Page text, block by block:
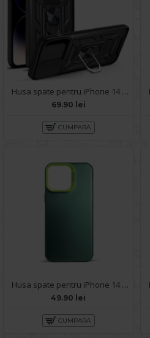
Husa spate pentru iPhone 14 Pro Max - Slide Case Negru
69.90 lei
CUMPARA
Husa spate pentru iPhone 14 Pro Max- Glace case Verde
49.90 lei
CUMPARA